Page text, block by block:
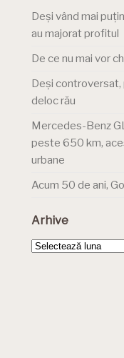
Deși vând mai
au majorat profitul
De ce nu mai vor
Deși controversat,
deloc rău
Mercedes-Benz
peste 650 km,
urbane
Acum 50 de ani,
Arhive
Arhive